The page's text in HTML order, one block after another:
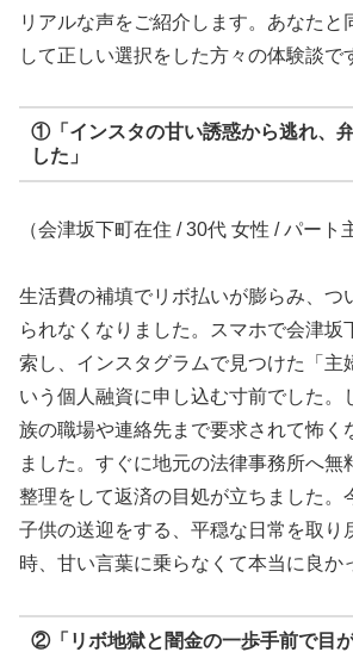
リアルな声をご紹介します。あなたと
して正しい選択をした方々の体験談で
①「インスタの甘い誘惑から逃れ、
した」
（会津坂下町在住 / 30代 女性 / パート
生活費の補填でリボ払いが膨らみ、つ
られなくなりました。スマホで会津坂
索し、インスタグラムで見つけた「主
いう個人融資に申し込む寸前でした。
族の職場や連絡先まで要求されて怖く
ました。すぐに地元の法律事務所へ無
整理をして返済の目処が立ちました。
子供の送迎をする、平穏な日常を取り
時、甘い言葉に乗らなくて本当に良か
②「リボ地獄と闇金の一歩手前で目が